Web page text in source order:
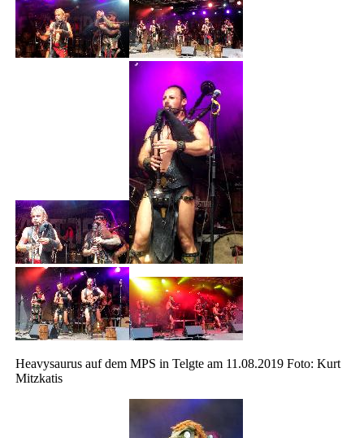
Heavysaurus auf dem MPS in Telgte am 11.08.2019 Foto: Kurt
Mitzkatis